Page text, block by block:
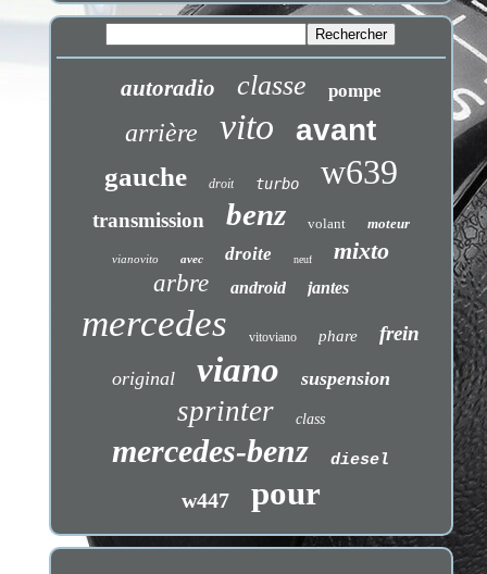
autoradio classe pompe
arrière vito avant
gauche droit turbo w639
transmission benz volant moteur
vianovito avec droite neuf
mixto
arbre
android jantes
mercedes vitoviano phare frein
original viano suspension
sprinter class
mercedes-benz diesel
w447 pour